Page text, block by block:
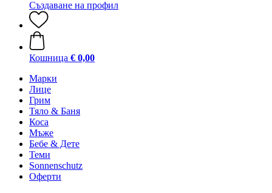
Създаване на профил
Кошница € 0,00
Марки
Лице
Грим
Тяло & Баня
Коса
Мъже
Бебе & Дете
Теми
Sonnenschutz
Оферти